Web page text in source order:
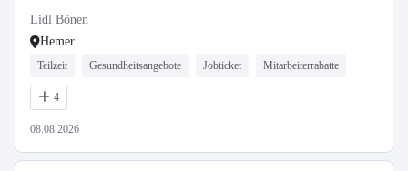
Lidl Bönen
Hemer
Teilzeit Gesundheitsangebote Jobticket Mitarbeiterrabatte
4
08.08.2026